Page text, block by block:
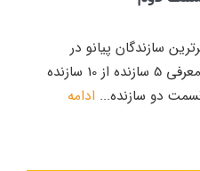
برترین سازندگان پیانو در
قسمت قبل از این مقاله، به معرفی 5 سازنده از 10 سازنده
قسمت دو سازنده... ادامه